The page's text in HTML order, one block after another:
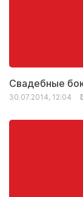
Свадебные
30.07.2014, 12:04